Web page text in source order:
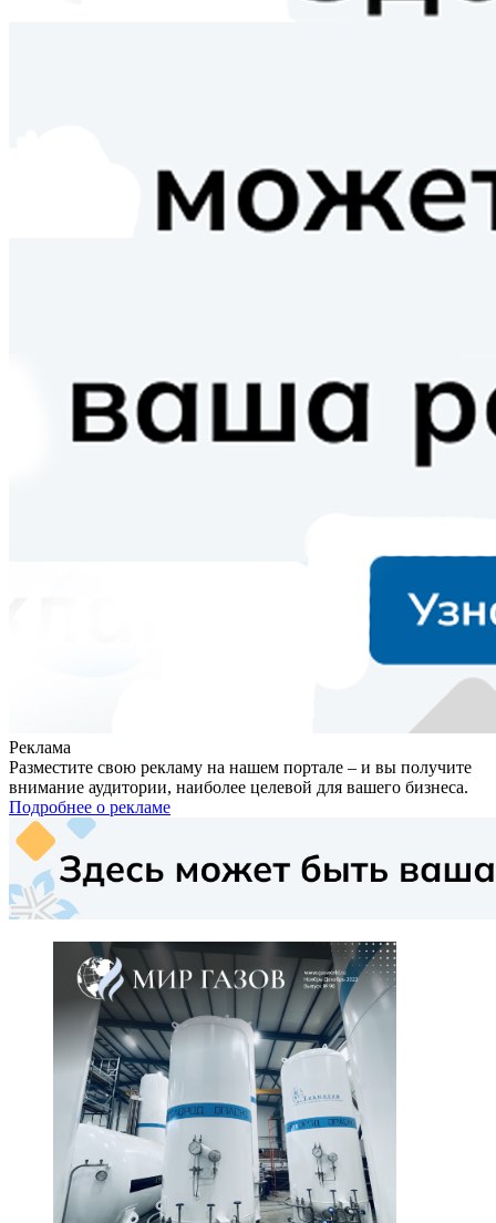
Реклама
Разместите свою рекламу на нашем портале – и вы получите
внимание аудитории, наиболее целевой для вашего бизнеса.
Подробнее о рекламе